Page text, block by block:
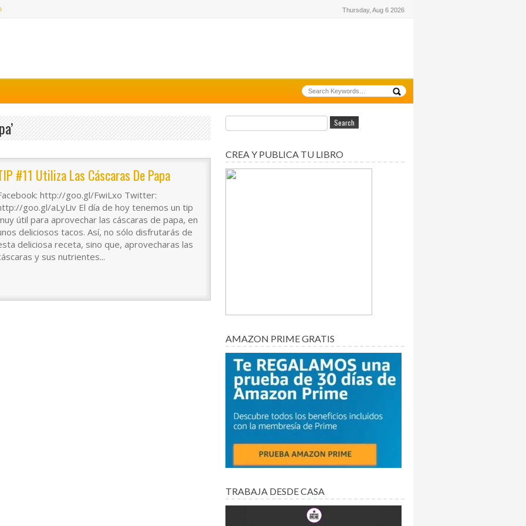
Thursday, Aug 6 2026
#11 Utiliza Las Cáscaras De Papa
http://goo.gl/FwiLxo Twitter:
goo.gl/aLyLiv El día de hoy tenemos un tip
útil para aprovechar las cáscaras de papa, en
deliciosos tacos. Así, no sólo disfrutarás de
deliciosa receta, sino que, aprovecharas las
y sus nutrientes...
CREA Y PUBLICA TU LIBRO
AMAZON PRIME GRATIS
TRABAJA DESDE CASA